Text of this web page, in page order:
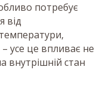
потребує
від
усе це впливає не
внутрішній стан